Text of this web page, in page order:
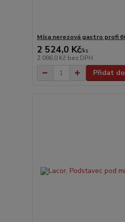
Mísa nerezová gastro profi
2 524,0 Kč/ks
2 086,0 Kč bez DPH
Přidat